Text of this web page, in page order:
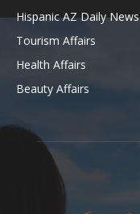
Hispanic AZ Daily News
Tourism Affairs
Health Affairs
Beauty Affairs